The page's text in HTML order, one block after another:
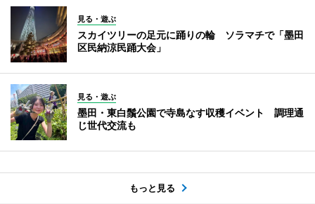
見る・遊ぶ
スカイツリーの足元に踊りの輪 ソラマチで「墨田
区民納涼民踊大会」
見る・遊ぶ
墨田・東白鬚公園で寺島なす収穫イベント 調理通
じ世代交流も
もっと見る